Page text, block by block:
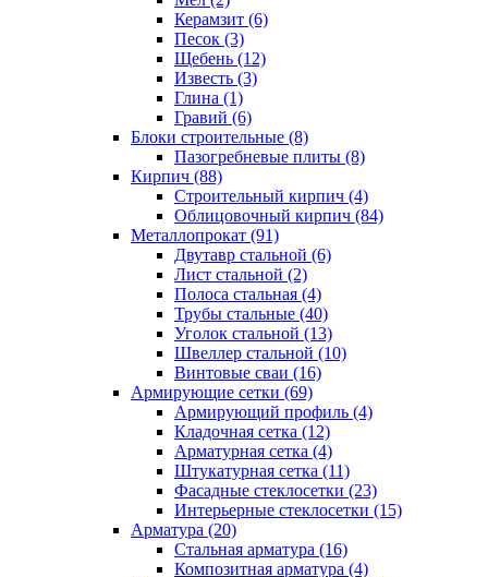
Керамзит (6)
Песок (3)
Щебень (12)
Известь (3)
Глина (1)
Гравий (6)
Блоки строительные (8)
Пазогребневые плиты (8)
Кирпич (88)
Строительный кирпич (4)
Облицовочный кирпич (84)
Металлопрокат (91)
Двутавр стальной (6)
Лист стальной (2)
Полоса стальная (4)
Трубы стальные (40)
Уголок стальной (13)
Швеллер стальной (10)
Винтовые сваи (16)
Армирующие сетки (69)
Армирующий профиль (4)
Кладочная сетка (12)
Арматурная сетка (4)
Штукатурная сетка (11)
Фасадные стеклосетки (23)
Интерьерные стеклосетки (15)
Арматура (20)
Стальная арматура (16)
Композитная арматура (4)